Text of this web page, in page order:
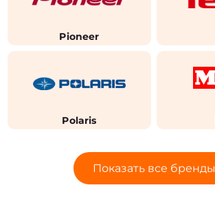
Pioneer
Polaris
Показать все бренды